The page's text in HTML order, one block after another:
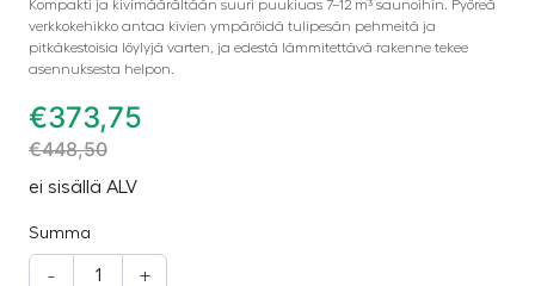
Kompakti ja kivimäärältään suuri puukiuas 7–12 m³ saunoihin. Pyöreä
verkkokehikko antaa kivien ympäröidä tulipesän pehmeitä ja
pitkäkestoisia löylyjä varten, ja edestä lämmitettävä rakenne tekee
asennuksesta helpon.
€373,75
€448,50
ei sisällä ALV
Summa
- +